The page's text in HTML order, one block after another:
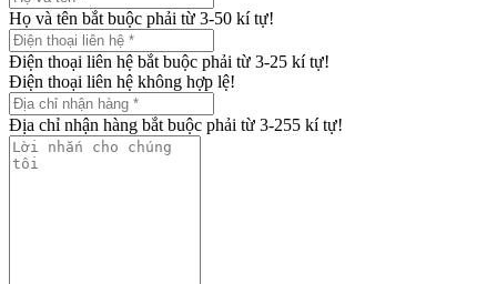
Họ và tên bắt buộc phải từ 3-50 kí tự!
Điện thoại liên hệ bắt buộc phải từ 3-25 kí tự!
Điện thoại liên hệ không hợp lệ!
Địa chỉ nhận hàng bắt buộc phải từ 3-255 kí tự!